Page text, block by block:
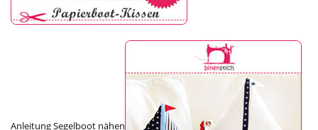
Anleitung Segelboot nähen